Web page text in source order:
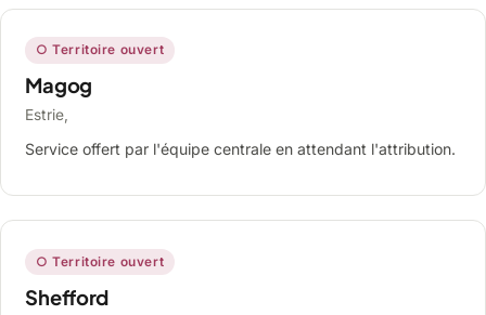
○ Territoire ouvert
Magog
Estrie,
Service offert par l'équipe centrale en attendant l'attribution.
○ Territoire ouvert
Shefford